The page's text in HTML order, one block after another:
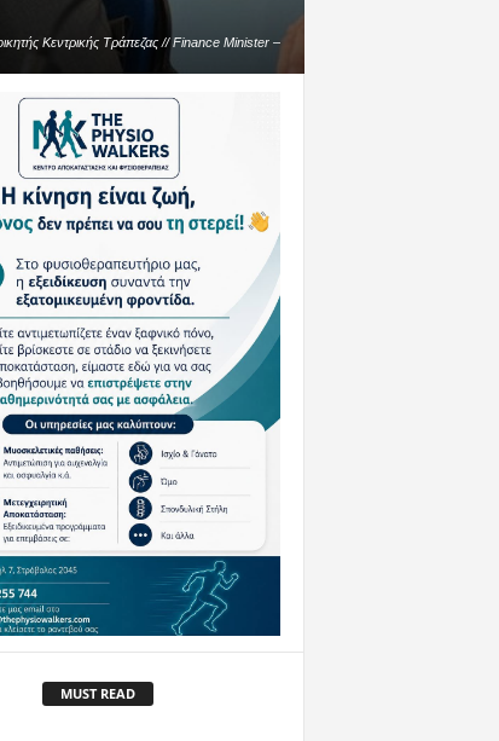
Κεντρικής Τράπεζας // Finance Minister –
Central Bank of Cyprus Governor
MUST READ